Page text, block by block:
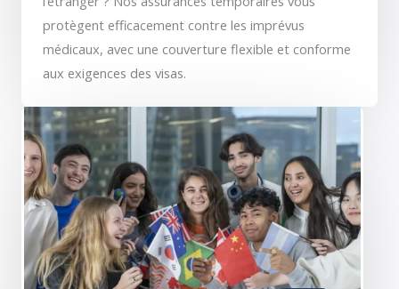
protègent efficacement contre les imprévus
médicaux, avec une couverture flexible et conforme
aux exigences des visas.